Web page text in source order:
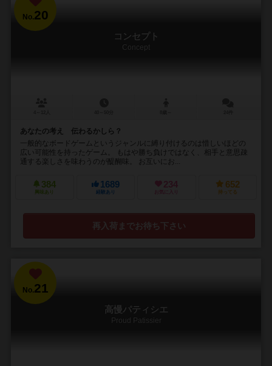
No.20
コンセプト
Concept
あなたの考え 伝わるかしら？
一般的なボードゲームというジャンルに縛り付けるのは惜しいほどの
広い可能性を持ったゲーム。 もはや勝ち負けではなく、相手と意思疎
通する楽しさを味わうのが醍醐味。 お互いにお...
384
興味あり
1689
経験あり
234
お気に入り
652
持ってる
再入荷までお待ち下さい
No.21
高慢パティシエ
Proud Patissier